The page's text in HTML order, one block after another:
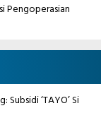
Pengoperasian
‘TAYO’ Si